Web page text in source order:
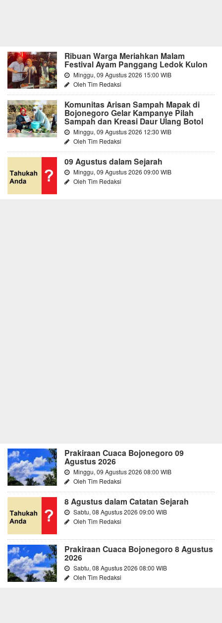
Ribuan Warga Meriahkan Malam
Festival Ayam Panggang Ledok Kulon
Minggu, 09 Agustus 2026 15:00 WIB
Oleh Tim Redaksi
Komunitas Arisan Sampah Mapak di
Bojonegoro Gelar Kampanye Pilah
Sampah dan Kreasi Daur Ulang Botol
Minggu, 09 Agustus 2026 12:30 WIB
Oleh Tim Redaksi
09 Agustus dalam Sejarah
Minggu, 09 Agustus 2026 09:00 WIB
Oleh Tim Redaksi
Prakiraan Cuaca Bojonegoro 09
Agustus 2026
Minggu, 09 Agustus 2026 08:00 WIB
Oleh Tim Redaksi
8 Agustus dalam Catatan Sejarah
Sabtu, 08 Agustus 2026 09:00 WIB
Oleh Tim Redaksi
Prakiraan Cuaca Bojonegoro 8 Agustus
2026
Sabtu, 08 Agustus 2026 08:00 WIB
Oleh Tim Redaksi